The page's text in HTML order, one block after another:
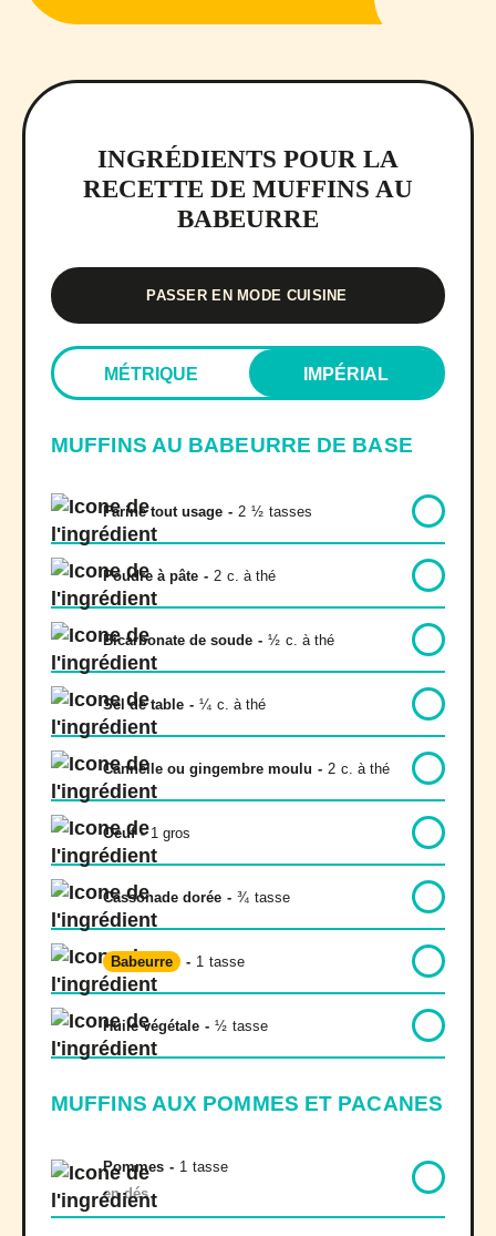
INGRÉDIENTS POUR LA
RECETTE DE MUFFINS AU
BABEURRE
PASSER EN MODE CUISINE
MÉTRIQUE IMPÉRIAL
MUFFINS AU BABEURRE DE BASE
Farine tout usage - 2 ½ tasses
Poudre à pâte - 2 c. à thé
Bicarbonate de soude - ½ c. à thé
Sel de table - ¼ c. à thé
Cannelle ou gingembre moulu - 2 c. à thé
Oeuf - 1 gros
Cassonade dorée - ¾ tasse
Babeurre - 1 tasse
Huile végétale - ½ tasse
MUFFINS AUX POMMES ET PACANES
Pommes - 1 tasse
en dés